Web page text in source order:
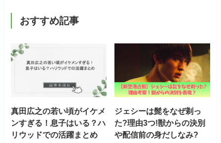
おすすめ記事
真田広之の若い頃がイケメ
ンすぎる！息子はいる？ハ
リウッドでの活躍まとめ
ジェシーは髭をなぜ剃っ
た?理由3つ!獣からの決別
や配信前の身だしなみ?